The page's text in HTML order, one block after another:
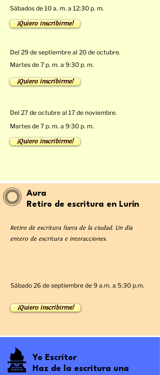
Sábados de 10 a. m. a 12:30 p. m.
¡Quiero inscribirme!
Del 29 de septiembre al 20 de octubre.
Martes de 7 p. m. a 9:30 p. m.
¡Quiero inscribirme!
Del 27 de octubre al 17 de noviembre.
Martes de 7 p. m. a 9:30 p. m.
¡Quiero inscribirme!
Aura
Retiro de escritura en Lurín
Retiro de escritura fuera de la ciudad. Un día
entero de escritura e interacciones.
Sábado 26 de septiembre de 9 a.m. a 5:30 p.m.
¡Quiero inscribirme!
Yo Escritor
Haz de la escritura una